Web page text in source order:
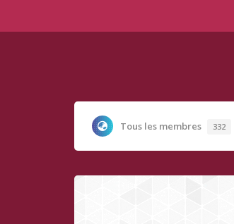
Tous les membres 332